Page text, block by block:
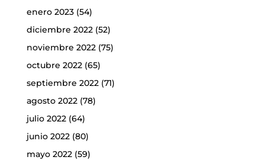
enero 2023(54)
diciembre 2022(52)
noviembre 2022(75)
octubre 2022(65)
septiembre 2022(71)
agosto 2022(78)
julio 2022(64)
junio 2022(80)
mayo 2022(59)